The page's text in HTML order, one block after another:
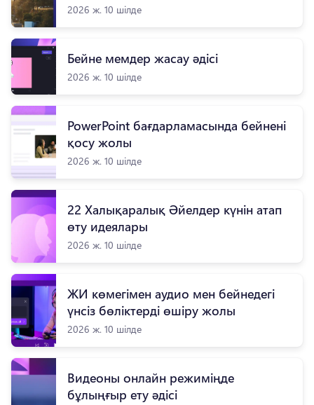
2026 ж. 10 шілде
Бейне мемдер жасау әдісі
2026 ж. 10 шілде
PowerPoint бағдарламасында бейнені
қосу жолы
2026 ж. 10 шілде
22 Халықаралық Әйелдер күнін атап
өту идеялары
2026 ж. 10 шілде
ЖИ көмегімен аудио мен бейнедегі
үнсіз бөліктерді өшіру жолы
2026 ж. 10 шілде
Видеоны онлайн режиміңде
бұлыңғыр ету әдісі